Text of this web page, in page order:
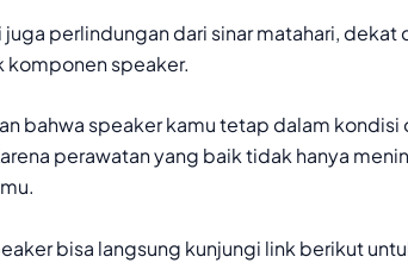
perlindungan dari sinar matahari, dekat
komponen speaker.
bahwa speaker kamu tetap dalam kondisi
perawatan yang baik tidak hanya
bisa langsung kunjungi link berikut